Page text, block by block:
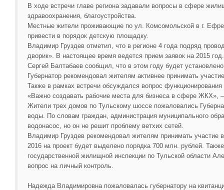
В ходе встречи главе региона задавали вопросы в сфере
здравоохранения, благоустройства.
Местные жители проживающие по ул. Комсомольской в г.
привести в порядок детскую площадку.
Владимир Груздев отметил, что в регионе 4 года подряд
дворик». В настоящее время ведется прием заявок на 2015 год.
Сергей Балтабаев сообщил, что в этом году будет
Губернатор рекомендовал жителям активнее принимать
Также в рамках встречи обсуждался вопрос
«Важно создавать рабочие места для бизнеса в сфере ЖКХ»,
Жители трех домов по Тульскому шоссе пожаловались
воды. По словам граждан, администрация муниципального
водонасос, но он не решит проблему ветхих сетей.
Владимир Груздев рекомендовал жителям принимать
2016 на проект будет выделено порядка 700 млн. рублей.
государственной жилищной инспекции по Тульской области
вопрос на личный контроль.
Надежда Владимировна пожаловалась губернатору на